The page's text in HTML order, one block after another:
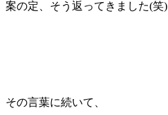
案の定、そう返ってきました(笑)
その言葉に続いて、